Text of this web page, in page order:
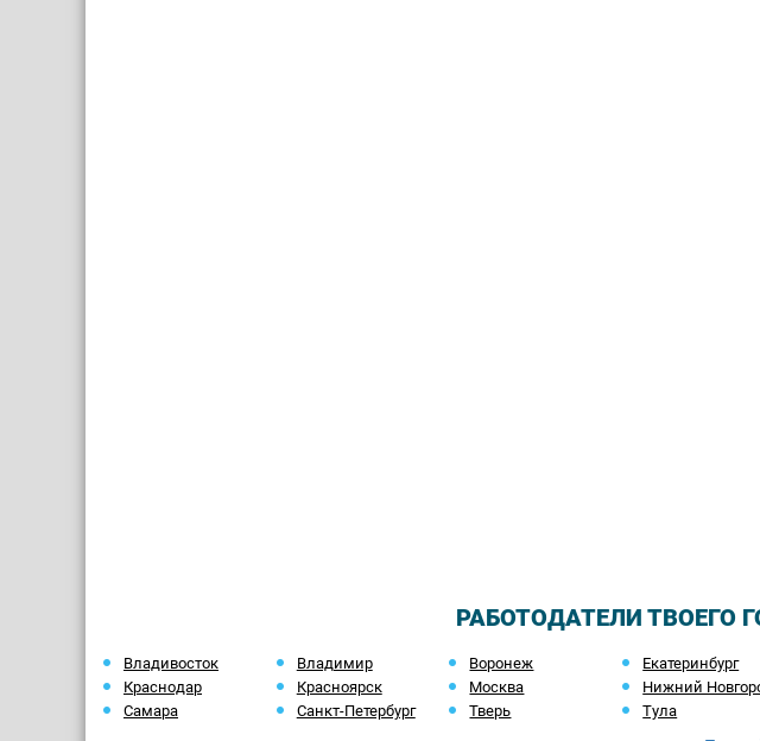
РАБОТОДАТЕЛИ ТВОЕГО
Владивосток Владимир Воронеж Екатеринбург
Краснодар
Красноярск Москва Нижний
Самара
Санкт-Петербург Тверь Тула